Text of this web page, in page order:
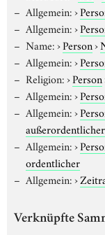
Allgemein:›
Allgemein:›
Name:›Person›
Allgemein:›
Religion:›Person
Allgemein:›
Allgemein:›
außerordentlicher
Allgemein:›
ordentlicher
Allgemein:›
Verknüpfte